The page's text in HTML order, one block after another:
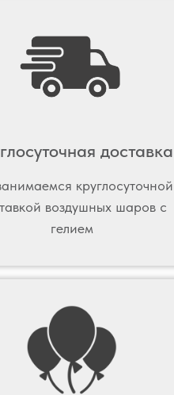
доставка
круглосуточной
воздушных шаров с
гелием